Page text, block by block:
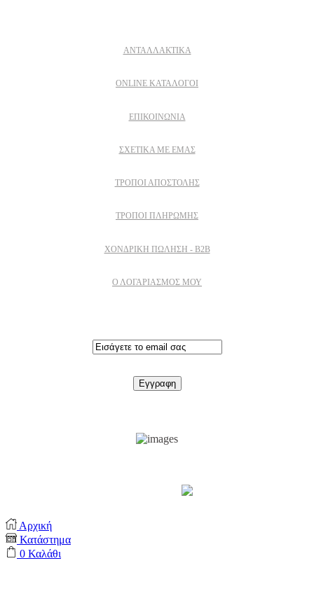
ΑΝΤΑΛΛΑΚΤΙΚΑ
ONLINE ΚΑΤΑΛΟΓΟΙ
ΕΠΙΚΟΙΝΩΝΙΑ
ΣΧΕΤΙΚΆ ΜΕ ΕΜΆΣ
ΤΡΌΠΟΙ ΑΠΟΣΤΟΛΉΣ
ΤΡΌΠΟΙ ΠΛΗΡΩΜΉΣ
ΧΟΝΔΡΙΚΉ ΠΏΛΗΣΗ - B2B
Ο ΛΟΓΑΡΙΑΣΜΟΣ ΜΟΥ
Αρχική
Κατάστημα
0 Καλάθι